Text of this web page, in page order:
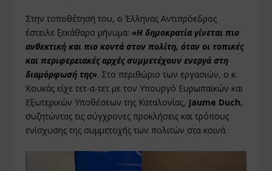
Στην τοποθέτησή του, ο Έλληνας Αντιπρόεδρος
έστειλε ξεκάθαρο μήνυμα:«Η δημοκρατία γίνεται πιο
ανθεκτική και πιο κοντά στον πολίτη, όταν οι τοπικές
και περιφερειακές αρχές συμμετέχουν ενεργά στη
διαμόρφωσή της». Στο περιθώριο των εργασιών, ο κ.
Κουκάς είχε τετ-α-τετ με τον Υπουργό Ευρωπαϊκών και
Εξωτερικών Υποθέσεων της Καταλονίας, Jaume Duch,
συζητώντας τις σύγχρονες προκλήσεις και τρόπους
ενίσχυσης της συμμετοχής των πολιτών στα κοινά.